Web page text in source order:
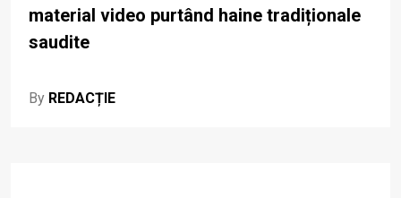
material video purtând haine tradiționale
saudite
By REDACȚIE